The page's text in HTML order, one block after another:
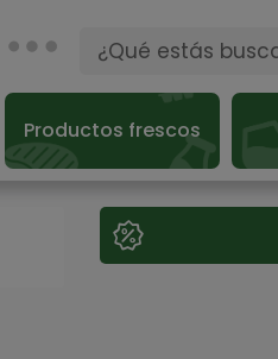
Productos frescos